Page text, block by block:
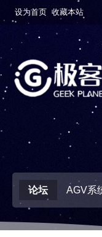
设为首页 收藏本站
论坛 AGV系